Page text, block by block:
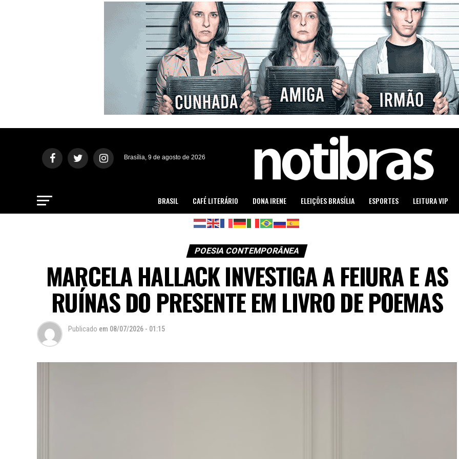
Brasília, 9 de agosto de 2026
BRASIL CAFÉ LITERÁRIO DONA IRENE ELEIÇÕES BRASÍLIA ESPORTES LEITURA VIP
POESIA CONTEMPORÂNEA
MARCELA HALLACK INVESTIGA A FEIURA E AS
RUÍNAS DO PRESENTE EM LIVRO DE POEMAS
Publicado em 08/07/2026 - 01:15